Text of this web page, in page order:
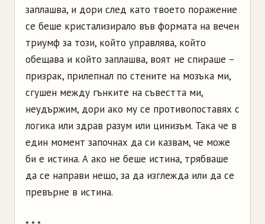
заплашва, и дори след като твоето поражение
се беше кристализирало във формата на вечен
триумф за този, който управлява, който
обещава и който заплашва, воят не спираше –
призрак, прилепнал по стените на мозъка ми,
сгушен между гънките на съвестта ми,
неудържим, дори ако му се противопоставях с
логика или здрав разум или цинизъм. Така че в
един момент започнах да си казвам, че може
би е истина. А ако не беше истина, трябваше
да се направи нещо, за да изглежда или да се
превърне в истина.